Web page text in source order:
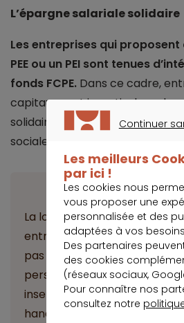
L’épargne salariale solidaire
Les entreprises qui proposent
PEE ou un PEI sont tenues
fonds FCPE. Dans ce cadre,
capitaux sont investis dans
solidaires et 90 %, dans des
socialement responsables ».
La loi fixe des critères stricts
entreprises agréées
pas être cotées en bourse
personnel au moins doit être
insertion professionnelle ou
handicapés.
Continuer
Les meilleurs
par ici !
Les cookies nous
vous proposer une
personnalisée et des
adaptées à vos
Des partenaires
des cookies
(réseaux sociaux,
Pour connaître nos
consultez notre